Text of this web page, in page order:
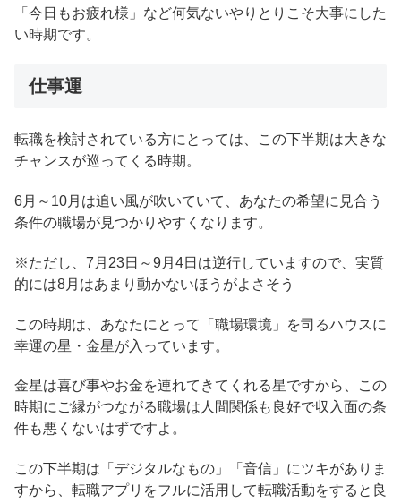
「今日もお疲れ様」など何気ないやりとりこそ大事にした
い時期です。
仕事運
転職を検討されている方にとっては、この下半期は大きな
チャンスが巡ってくる時期。
6月～10月は追い風が吹いていて、あなたの希望に見合う
条件の職場が見つかりやすくなります。
※ただし、7月23日～9月4日は逆行していますので、実質
的には8月はあまり動かないほうがよさそう
この時期は、あなたにとって「職場環境」を司るハウスに
幸運の星・金星が入っています。
金星は喜び事やお金を連れてきてくれる星ですから、この
時期にご縁がつながる職場は人間関係も良好で収入面の条
件も悪くないはずですよ。
この下半期は「デジタルなもの」「音信」にツキがありま
すから、転職アプリをフルに活用して転職活動をすると良